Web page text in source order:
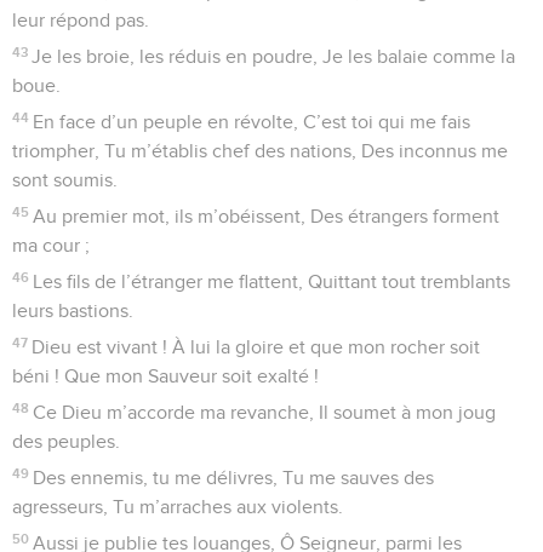
prennent pour refuge trouvent en lui un bouclier.
32
Qui est Dieu, sinon le Seigneur ? Qui est un Roc ? C’est
notre Dieu !
33 Dieu me remplit de sa vaillance, il me trace un chemin
parfait.
34 Par lui, je cours comme une biche, j’accède à des lieux
élevés.
35 Il dresse mes mains pour combattre, Mes bras pour bander
l’arc de bronze.
36 Ton bouclier est ma victoire, ta droite est là qui me
soutient. Je suis fort par ta bienveillance.
37 Avec toi, sûrement, j’avance, mes jambes ne fléchissent
pas.
38 Je pourchasse mes adversaires, je les rattrape et les
détruis.
39 Je frappe : aucun ne se relève, ils sont étendus sous mes
pieds.